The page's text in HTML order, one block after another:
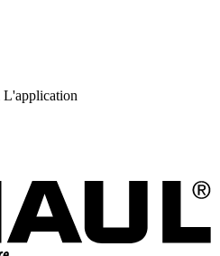
L'application